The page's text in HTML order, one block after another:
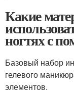
Какие
ногтях с
Базовый набор
гелевого
элементов.